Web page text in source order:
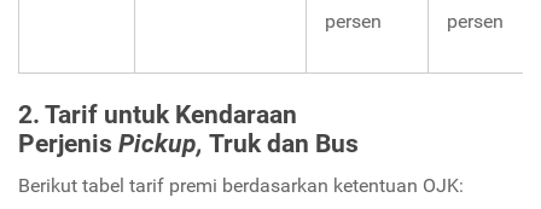
persen
persen
2. Tarif untuk Kendaraan
Perjenis Pickup, Truk dan Bus
Berikut tabel tarif premi berdasarkan ketentuan OJK: